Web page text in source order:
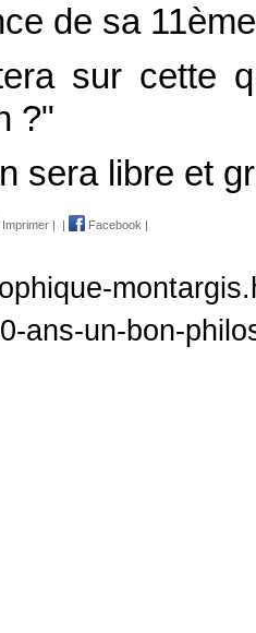
de sa
sur cette
?"
sera libre et
Imprimer | | Facebook |
ans-un-bon-